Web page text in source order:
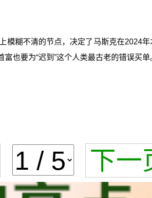
模糊不清的节点，决定了马斯克在2024
也要为“迟到”这个人类最古老的错误买单
下一